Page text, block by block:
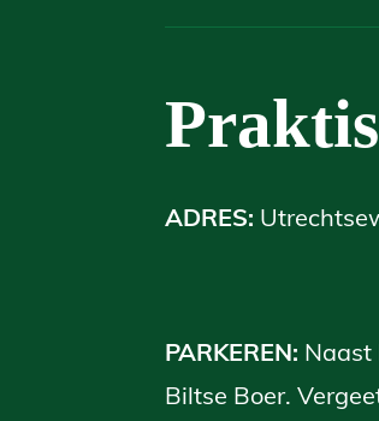
ADRES:
PARKEREN: Naast
Biltse Boer.